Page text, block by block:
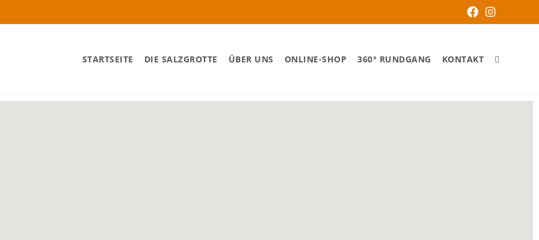
STARTSEITE DIE SALZGROTTE ÜBER UNS ONLINE-SHOP 360° RUNDGANG KONTAKT